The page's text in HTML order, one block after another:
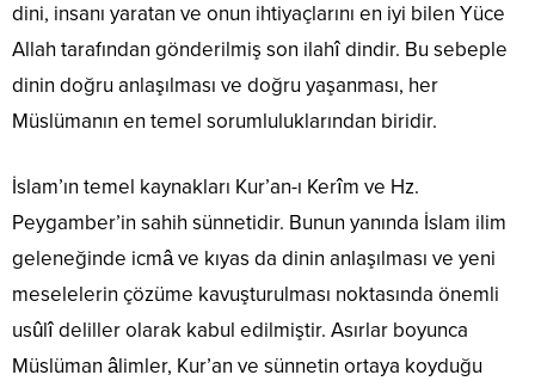
dini, insanı yaratan ve onun ihtiyaçlarını en iyi bilen Yüce
Allah tarafından gönderilmiş son ilahî dindir. Bu sebeple
dinin doğru anlaşılması ve doğru yaşanması, her
Müslümanın en temel sorumluluklarından biridir.
İslam’ın temel kaynakları Kur’an-ı Kerîm ve Hz.
Peygamber’in sahih sünnetidir. Bunun yanında İslam ilim
geleneğinde icmâ ve kıyas da dinin anlaşılması ve yeni
meselelerin çözüme kavuşturulması noktasında önemli
usûlî deliller olarak kabul edilmiştir. Asırlar boyunca
Müslüman âlimler, Kur’an ve sünnetin ortaya koyduğu